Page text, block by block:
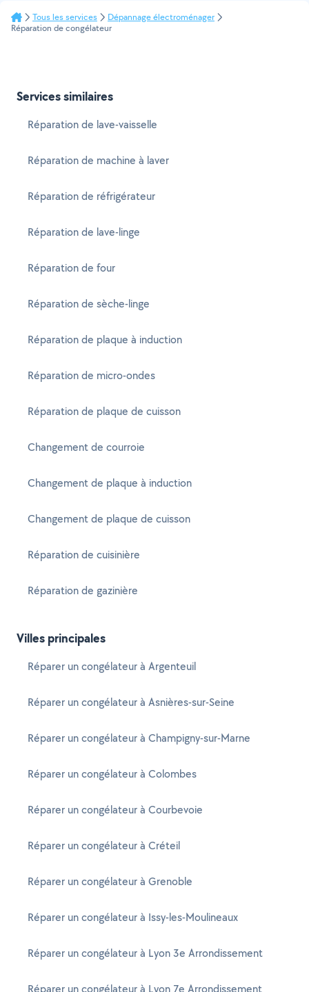
Tous les services
Dépannage électroménager
Réparation de congélateur
Services similaires
Réparation de lave-vaisselle
Réparation de machine à laver
Réparation de réfrigérateur
Réparation de lave-linge
Réparation de four
Réparation de sèche-linge
Réparation de plaque à induction
Réparation de micro-ondes
Réparation de plaque de cuisson
Changement de courroie
Changement de plaque à induction
Changement de plaque de cuisson
Réparation de cuisinière
Réparation de gazinière
Villes principales
Réparer un congélateur à Argenteuil
Réparer un congélateur à Asnières-sur-Seine
Réparer un congélateur à Champigny-sur-Marne
Réparer un congélateur à Colombes
Réparer un congélateur à Courbevoie
Réparer un congélateur à Créteil
Réparer un congélateur à Grenoble
Réparer un congélateur à Issy-les-Moulineaux
Réparer un congélateur à Lyon 3e Arrondissement
Réparer un congélateur à Lyon 7e Arrondissement